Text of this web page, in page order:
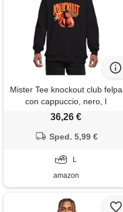
Mister Tee knockout club felpa
con cappuccio, nero, l
36,26 €
Sped. 5,99 €
L
amazon